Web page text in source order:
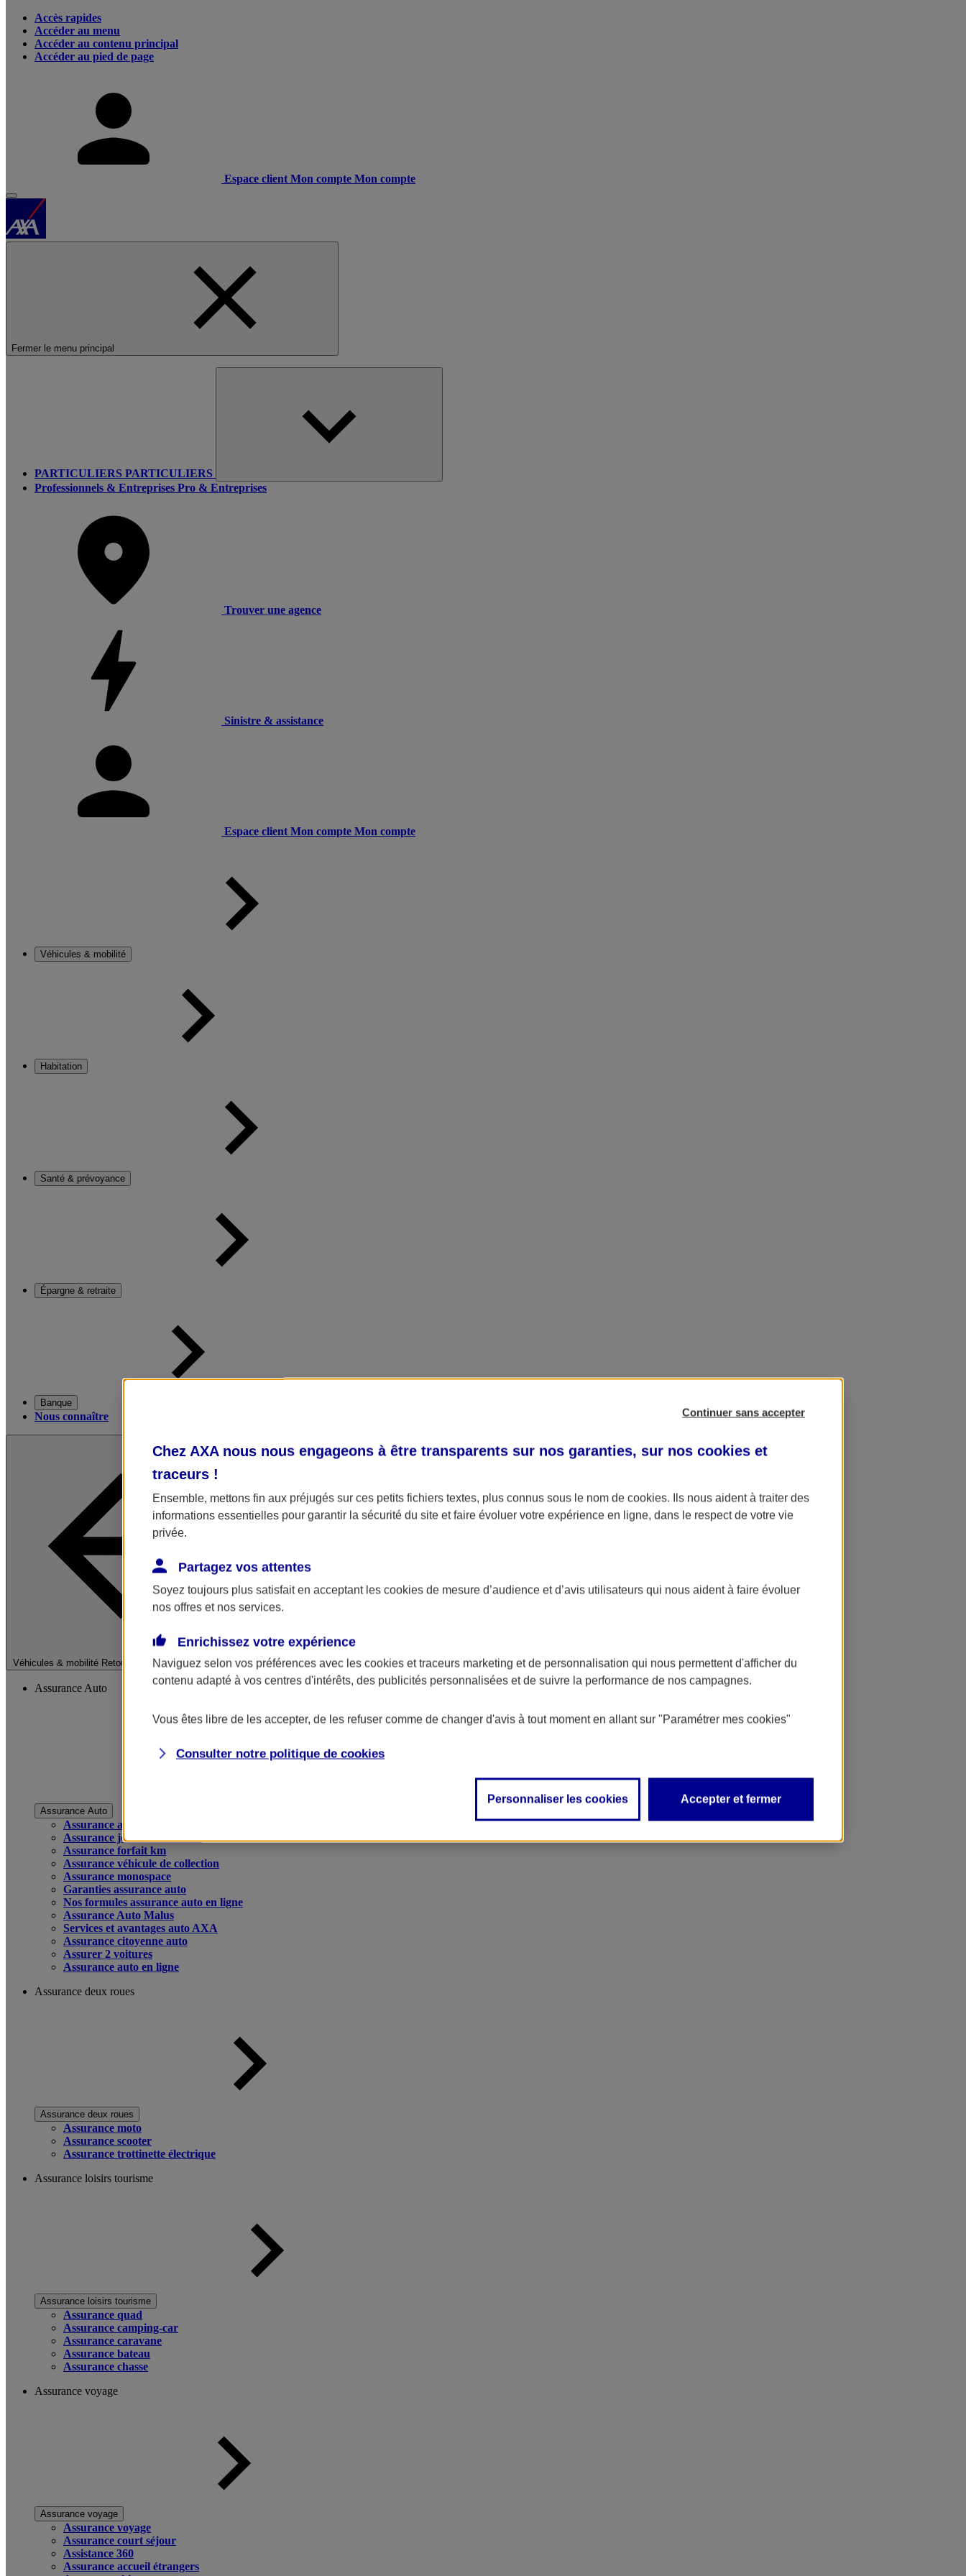
Accès rapides
Accéder au menu
Accéder au contenu principal
Accéder au pied de page
Espace client Mon compte Mon compte
Fermer le menu principal
PARTICULIERS PARTICULIERS
Professionnels & Entreprises Pro & Entreprises
Trouver une agence
Sinistre & assistance
Espace client Mon compte Mon compte
Véhicules & mobilité
Habitation
Santé & prévoyance
Épargne & retraite
Banque
Nous connaître
Véhicules & mobilité Retour à la section précédente
Fermer le menu principal
Assurance Auto
Assurance Auto
Assurance auto
Assurance jeune conducteur
Assurance forfait km
Assurance véhicule de collection
Assurance monospace
Garanties assurance auto
Nos formules assurance auto en ligne
Assurance Auto Malus
Services et avantages auto AXA
Assurance citoyenne auto
Assurer 2 voitures
Assurance auto en ligne
Assurance deux roues
Assurance deux roues
Assurance moto
Assurance scooter
Assurance trottinette électrique
Assurance loisirs tourisme
Assurance loisirs tourisme
Assurance quad
Assurance camping-car
Assurance caravane
Assurance bateau
Assurance chasse
Assurance voyage
Assurance voyage
Assurance voyage
Assurance court séjour
Assistance 360
Assurance accueil étrangers
Continuer sans accepter
Chez AXA nous nous engageons à être transparents sur nos garanties, sur nos cookies et
traceurs !
Ensemble, mettons fin aux préjugés sur ces petits fichiers textes, plus connus sous le nom de cookies. Ils nous aident à traiter des
informations essentielles pour garantir la sécurité du site et faire évoluer votre expérience en ligne, dans le respect de votre vie
privée.
Partagez vos attentes
Soyez toujours plus satisfait en acceptant les cookies de mesure d’audience et d’avis utilisateurs qui nous aident à faire évoluer
nos offres et nos services.
Enrichissez votre expérience
Naviguez selon vos préférences avec les cookies et traceurs marketing et de personnalisation qui nous permettent d'afficher du
contenu adapté à vos centres d'intérêts, des publicités personnalisées et de suivre la performance de nos campagnes.
Vous êtes libre de les accepter, de les refuser comme de changer d'avis à tout moment en allant sur "Paramétrer mes cookies"
Consulter notre politique de cookies
Personnaliser les cookies Accepter et fermer